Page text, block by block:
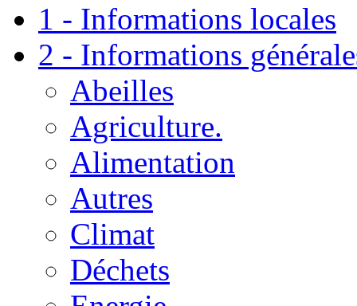
1 - Informations locales
2 - Informations
Abeilles
Agriculture.
Alimentation
Autres
Climat
Déchets